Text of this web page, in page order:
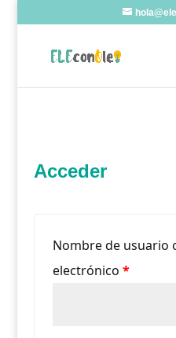
Acceder
Nombre de usuario
electrónico *